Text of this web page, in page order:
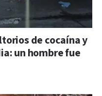
de cocaína y
un hombre fue